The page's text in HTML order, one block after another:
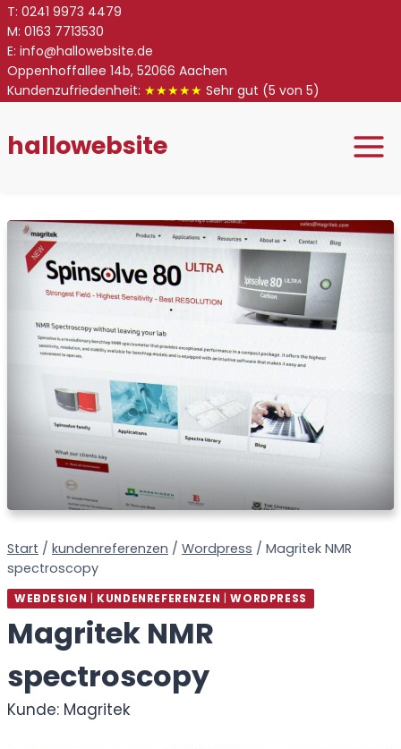
Zum
Inhalt
springen
T: 0241 9973 4479
M: 0163 7713530
E: info@hallowebsite.de
Oppenhoffallee 14b, 52066 Aachen
Kundenzufriedenheit: ★★★★★ Sehr gut (5 von 5)
hallowebsite
Start / kundenreferenzen / Wordpress / Magritek NMR
spectroscopy
WEBDESIGN KUNDENREFERENZEN |WORDPRESS
Magritek NMR
spectroscopy
Magritek